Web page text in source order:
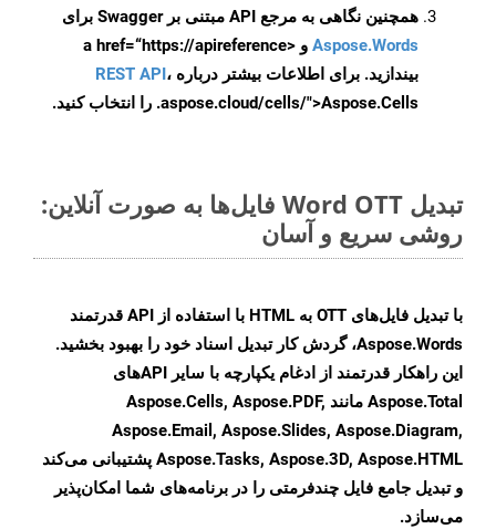
همچنین نگاهی به مرجع API مبتنی بر Swagger برای
Aspose.Words
و <a href=“https://apireference
بیندازید. برای اطلاعات بیشتر درباره REST API،
.aspose.cloud/cells/">Aspose.Cells را انتخاب کنید.
تبدیل Word OTT فایل‌ها به صورت آنلاین:
روشی سریع و آسان
با تبدیل فایل‌های OTT به HTML با استفاده از API قدرتمند
Aspose.Words، گردش کار تبدیل اسناد خود را بهبود بخشید.
این راهکار قدرتمند از ادغام یکپارچه با سایر APIهای
Aspose.Total مانند Aspose.Cells, Aspose.PDF,
Aspose.Email, Aspose.Slides, Aspose.Diagram,
Aspose.Tasks, Aspose.3D, Aspose.HTML پشتیبانی می‌کند
و تبدیل جامع فایل چندفرمتی را در برنامه‌های شما امکان‌پذیر
می‌سازد.